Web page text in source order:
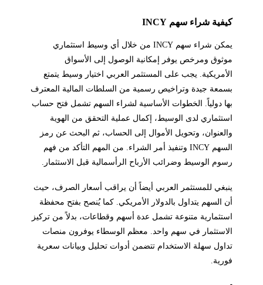
كيفية شراء سهم INCY
يمكن شراء سهم INCY من خلال أي وسيط استثماري
موثوق ومرخص يوفر إمكانية الوصول إلى الأسواق
الأمريكية. يجب على المستثمر العربي اختيار وسيط يتمتع
بسمعة جيدة وتراخيص رسمية من السلطات المالية المعترف
بها دولياً. الخطوات الأساسية لشراء السهم تشمل فتح حساب
استثماري لدى الوسيط، إكمال عملية التحقق من الهوية
والعنوان، وتحويل الأموال إلى الحساب، ثم البحث عن رمز
السهم INCY وتنفيذ أمر الشراء. من المهم التأكد من فهم
رسوم الوسيط وضرائب الأرباح الرأسمالية قبل الاستثمار.
ينبغي للمستثمر العربي أيضاً أن يراقب أسعار الصرف، حيث
أن السهم يتداول بالدولار الأمريكي. كما يُنصح بفتح محفظة
استثمارية متنوعة تشمل عدة أسهم وقطاعات، بدلاً من تركيز
الاستثمار في سهم واحد. معظم الوسطاء يوفرون منصات
تداول سهلة الاستخدام تتضمن أدوات تحليل وبيانات سعرية
فورية.